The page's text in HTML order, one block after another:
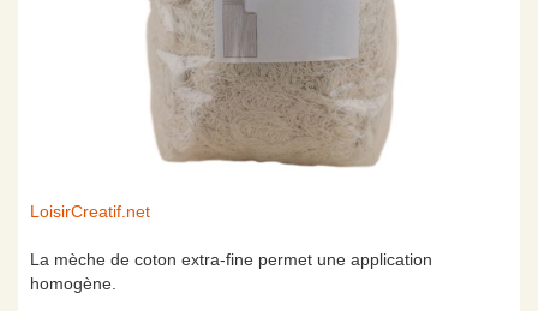
LoisirCreatif.net
La mèche de coton extra-fine permet une application
homogène.
Skip
the
beginning